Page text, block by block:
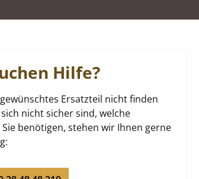
Hilfe?
Ersatzteil nicht finden
nicht sicher sind, welche
benötigen, stehen wir Ihnen gerne